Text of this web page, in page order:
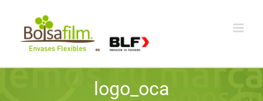
content
logo_oca